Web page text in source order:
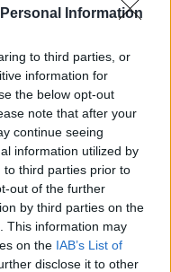
Information
to third parties, or
information for
the below opt-out
note that after your
continue seeing
information utilized by
to third parties prior to
out of the further
by third parties on the
This information may
on the IAB’s List of
disclose it to other
proprio in contesti
come il punto di